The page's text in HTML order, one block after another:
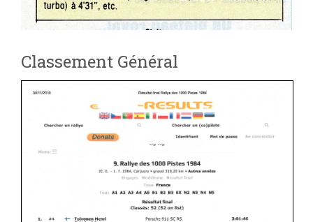
Classement Général